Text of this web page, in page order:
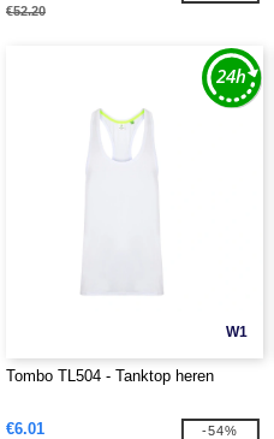
€52.20
W1
Tombo TL504 - Tanktop heren
€6.01 -54%